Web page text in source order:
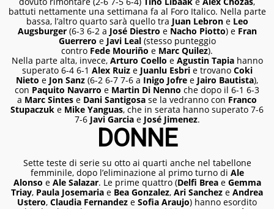
battuti nettamente una settimana fa al Foro Italico. Nella parte
bassa, l’altro quarto sarà quello tra Juan Lebrone Leo
Augsburger(6-3 6-2 a José Diestro e Nacho Piotto) e Fran
Guerrero e Javi Leal(stesso punteggio
contro Fede Mouriño e Marc Quilez).
Nella parte alta, invece, Arturo Coello e Agustin Tapiahanno
superato 6-4 6-1 Alex Ruize Juanlu Esbrie trovano Coki
Nieto e Jon Sanz (6-2 6-7 7-6 a Inigo Jofre e Jairo Bautista),
con Paquito Navarro e Martin Di Nenno che dopo il 6-1 6-3
a Marc Sintes e Dani Santigosa se la vedranno con Franco
Stupaczuk e Mike Yanguas, che in serata hanno superato 7-6
7-6 Javi Garciae José Jimenez.
DONNE
Sette teste di serie su otto ai quarti anche nel tabellone
femminile, dopo l’eliminazione al primo turno di Ale
Alonso e Ale Salazar. Le prime quattro (Delfi Breae Gemma
Triay, Paula Josemaria e Bea Gonzalez, Ari Sanchez e Andrea
Ustero, Claudia Fernandez e Sofia Araujo) hanno esordito